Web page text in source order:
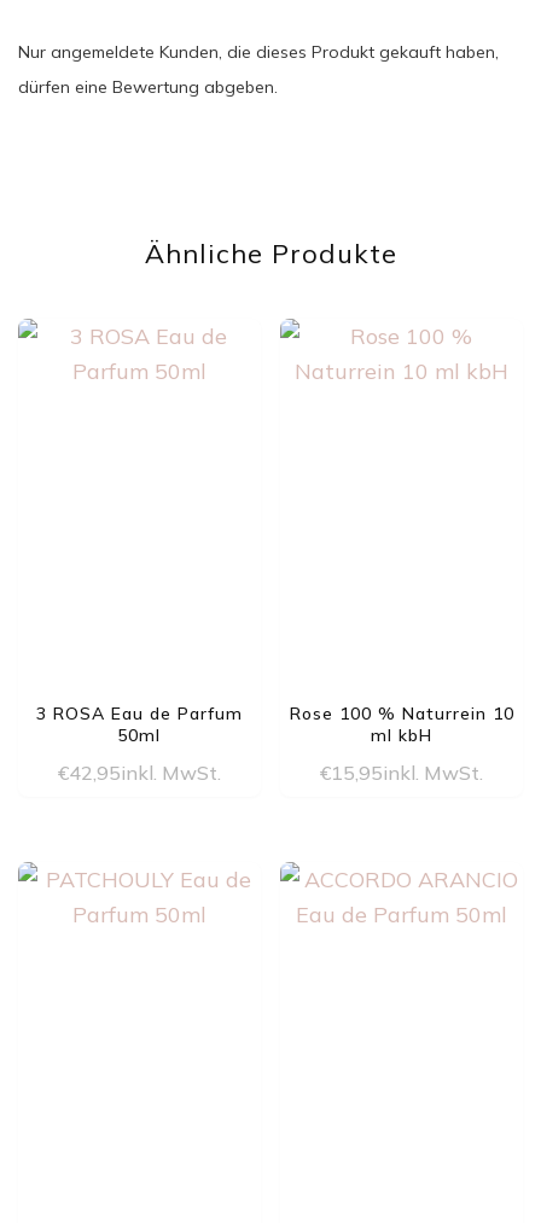
Nur angemeldete Kunden, die dieses Produkt gekauft haben,
dürfen eine Bewertung abgeben.
Ähnliche Produkte
3 ROSA Eau de Parfum
50ml
€42,95inkl. MwSt.
Rose 100 % Naturrein 10
ml kbH
€15,95inkl. MwSt.